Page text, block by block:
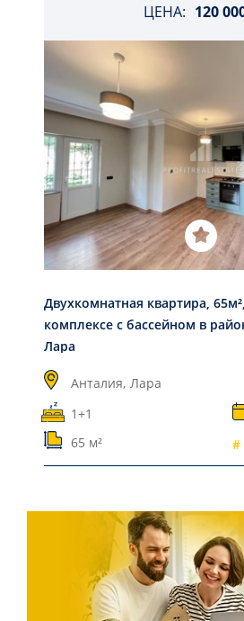
ЦЕНА: 120
Двухкомнатная квартира,
комплексе с бассейном в
Лара
Анталия, Лара
1+1
65 м²
#